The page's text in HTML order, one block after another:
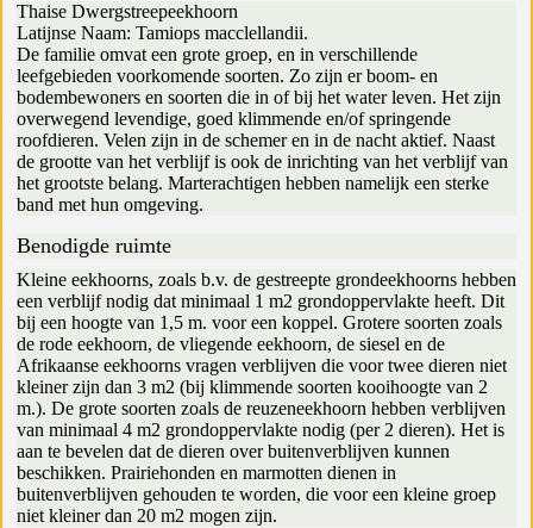
Thaise Dwergstreepeekhoorn
Latijnse Naam: Tamiops macclellandii.
De familie omvat een grote groep, en in verschillende
leefgebieden voorkomende soorten. Zo zijn er boom- en
bodembewoners en soorten die in of bij het water leven. Het zijn
overwegend levendige, goed klimmende en/of springende
roofdieren. Velen zijn in de schemer en in de nacht aktief. Naast
de grootte van het verblijf is ook de inrichting van het verblijf van
het grootste belang. Marterachtigen hebben namelijk een sterke
band met hun omgeving.
Benodigde ruimte
Kleine eekhoorns, zoals b.v. de gestreepte grondeekhoorns hebben
een verblijf nodig dat minimaal 1 m2 grondoppervlakte heeft. Dit
bij een hoogte van 1,5 m. voor een koppel. Grotere soorten zoals
de rode eekhoorn, de vliegende eekhoorn, de siesel en de
Afrikaanse eekhoorns vragen verblijven die voor twee dieren niet
kleiner zijn dan 3 m2 (bij klimmende soorten kooihoogte van 2
m.). De grote soorten zoals de reuzeneekhoorn hebben verblijven
van minimaal 4 m2 grondoppervlakte nodig (per 2 dieren). Het is
aan te bevelen dat de dieren over buitenverblijven kunnen
beschikken. Prairiehonden en marmotten dienen in
buitenverblijven gehouden te worden, die voor een kleine groep
niet kleiner dan 20 m2 mogen zijn.